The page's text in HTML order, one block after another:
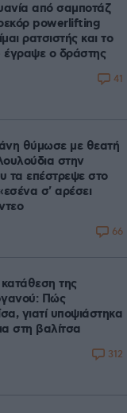
από σαμποτάζ
powerlifting
ρατσιστής και το
έγραψε ο δράστης
41
θύμωσε με θεατή
στην
τα επέστρεψε στο
σ' αρέσει
66
της
Πώς
γιατί υποψιάστηκα
στη βαλίτσα
312